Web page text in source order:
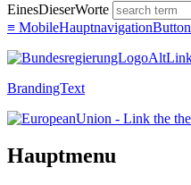
EinesDieserWorte
≡ MobileHauptnavigationButton
BrandingText
Hauptmenu